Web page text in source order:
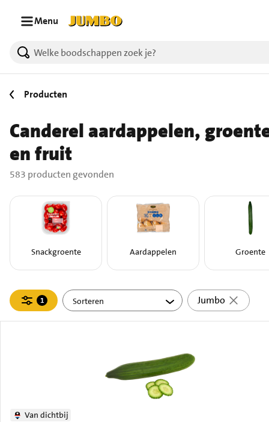
Menu
583 producten gevonden.
Producten
Canderel aardappelen,
en fruit
583 producten gevonden
Snackgroente Aardappelen Groente
Filteren
1
actief
Jumbo
Van dichtbij